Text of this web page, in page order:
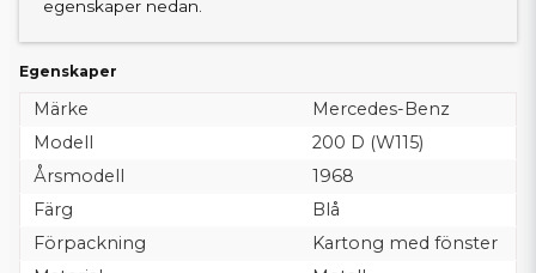
egenskaper nedan.
Egenskaper
Märke
Mercedes-Benz
Modell
200 D (W115)
Årsmodell
1968
Färg
Blå
Förpackning
Kartong med fönster